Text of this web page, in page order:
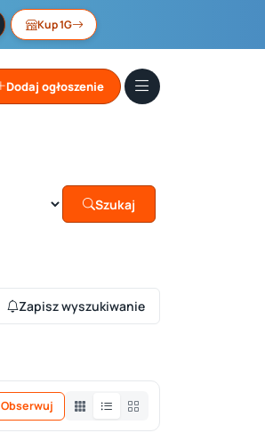
Kup 1G
Dodaj ogłoszenie
Szukaj
Zapisz wyszukiwanie
Obserwuj